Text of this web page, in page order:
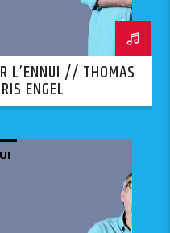
L’ENNUI // THOMAS
ENGEL